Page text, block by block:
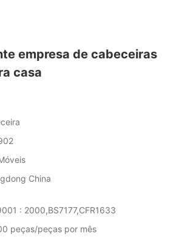
empresa de cabeceiras
casa
China
: 2000,BS7177,CFR1633
peças/peças por mês